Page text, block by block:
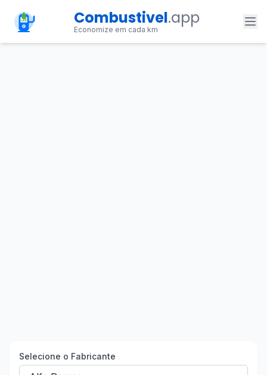
Combustivel.app
Economize em cada km
Selecione o Fabricante